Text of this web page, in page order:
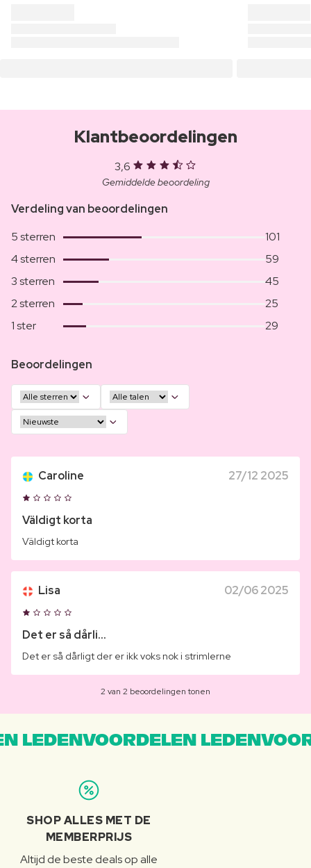
Klantbeoordelingen
3,6
Gemiddelde beoordeling
Verdeling van beoordelingen
5 sterren
101
4 sterren
59
3 sterren
45
2 sterren
25
1 ster
29
Beoordelingen
Caroline 27/12 2025
Väldigt korta
Väldigt korta
Lisa 02/06 2025
Det er så dårli...
Det er så dårligt der er ikk voks nok i strimlerne
2 van 2 beoordelingen tonen
LEDENVOORDELEN
SHOP ALLES MET DE
MEMBERPRIJS
Altijd de beste deals op alle